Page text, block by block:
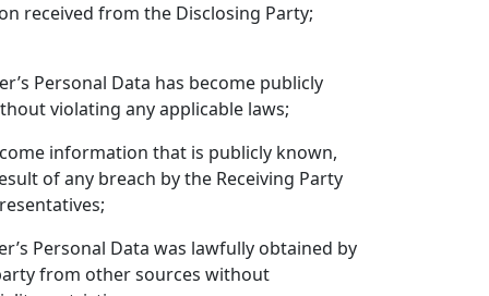
received from the Disclosing Party;
Personal Data has become publicly
violating any applicable laws;
information that is publicly known,
of any breach by the Receiving Party
Personal Data was lawfully obtained by
from other sources without